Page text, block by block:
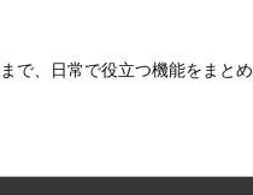
で、日常で役立つ機能をまと